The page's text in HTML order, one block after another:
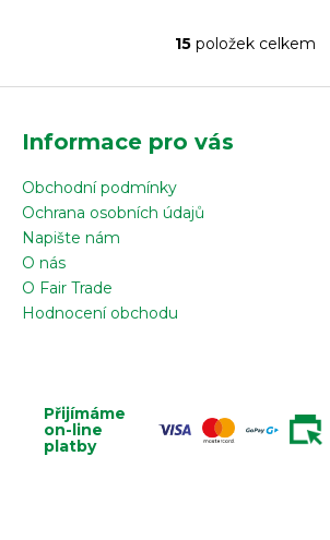
O
i
15položek celkem
Informace pro vás
Obchodní podmínky
Ochrana osobních údajů
Napište nám
O nás
O Fair Trade
Hodnocení obchodu
Přijímáme
on-line
platby